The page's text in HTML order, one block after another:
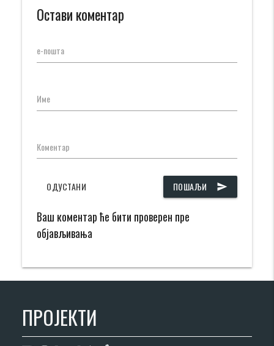
Остави коментар
е-пошта
Име
Коментар
ПОШАЉИ send
ОДУСТАНИ
Ваш коментар ће бити проверен пре
објављивања
ПРОЈЕКТИ